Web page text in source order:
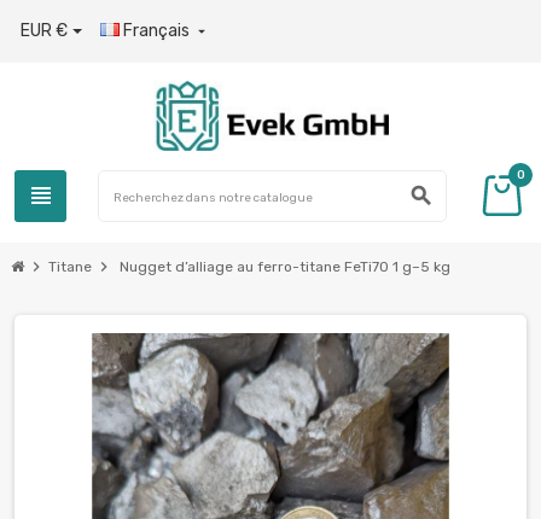
EUR € Français 
view_headline search
0
chevron_right Titane chevron_right Nugget d’alliage au ferro-titane FeTi70 1 g–5 kg